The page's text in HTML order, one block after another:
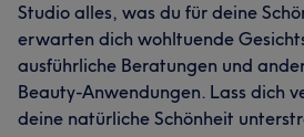
Studio alles, was du für deine
erwarten dich wohltuende
ausführliche Beratungen und
Beauty-Anwendungen. Lass dich
deine natürliche Schönheit